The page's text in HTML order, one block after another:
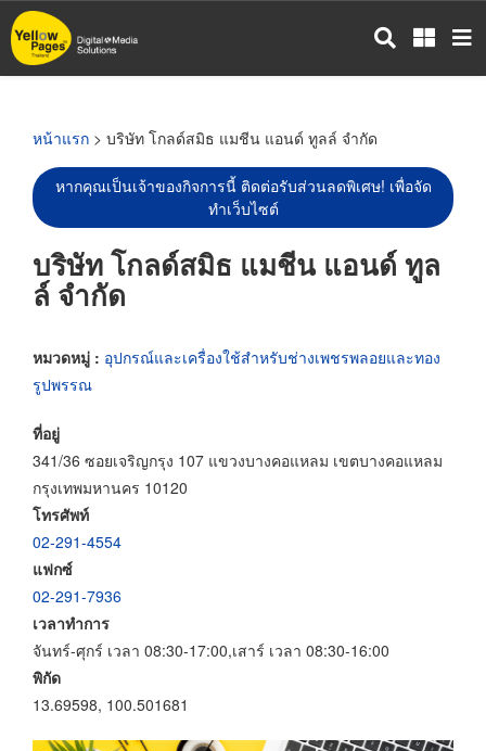
ข้าม
ไป
หน้าแรก > บริษัท โกลด์สมิธ แมชีน แอนด์ ทูลล์ จำกัด
หากคุณเป็นเจ้าของกิจการนี้ ติดต่อรับส่วนลดพิเศษ! เพื่อจัด
ทำเว็บไซต์
บริษัท โกลด์สมิธ แมชีน แอนด์ ทูล
ล์ จำกัด
หมวดหมู่ : อุปกรณ์และเครื่องใช้สำหรับช่างเพชรพลอยและทอง
รูปพรรณ
ที่อยู่
341/36 ซอยเจริญกรุง 107 แขวงบางคอแหลม เขตบางคอแหลม
กรุงเทพมหานคร 10120
โทรศัพท์
02-291-4554
แฟกซ์
02-291-7936
เวลาทำการ
จันทร์-ศุกร์ เวลา 08:30-17:00,เสาร์ เวลา 08:30-16:00
พิกัด
13.69598, 100.501681